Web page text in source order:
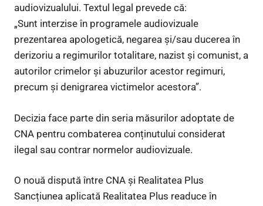
audiovizualului. Textul legal prevede că:
„Sunt interzise în programele audiovizuale
prezentarea apologetică, negarea și/sau ducerea în
derizoriu a regimurilor totalitare, nazist și comunist, a
autorilor crimelor și abuzurilor acestor regimuri,
precum și denigrarea victimelor acestora”.
Decizia face parte din seria măsurilor adoptate de
CNA pentru combaterea conținutului considerat
ilegal sau contrar normelor audiovizuale.
O nouă dispută între CNA și Realitatea Plus
Sancțiunea aplicată Realitatea Plus readuce în